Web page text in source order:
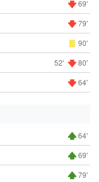
69'
79'
90'
52' 80'
64'
64'
69'
79'